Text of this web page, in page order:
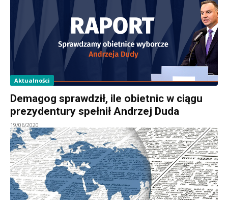
Aktualności
Demagog sprawdził, ile obietnic w ciągu
prezydentury spełnił Andrzej Duda
19/06/2020